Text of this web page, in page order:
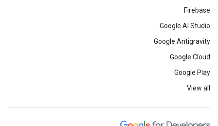
Firebase
Google AI Studio
Google Antigravity
Google Cloud
Google Play
View all